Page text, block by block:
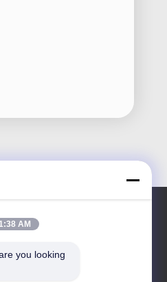
AM
you looking